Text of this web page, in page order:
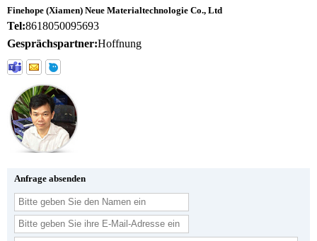
Finehope (Xiamen) Neue Materialtechnologie Co., Ltd
Tel:8618050095693
Gesprächspartner:Hoffnung
Anfrage absenden